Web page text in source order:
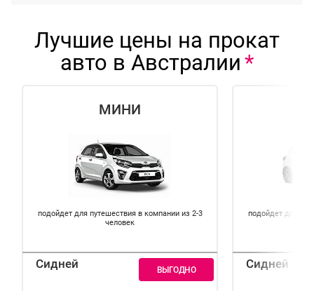
Лучшие цены на прокат
авто в Австралии
МИНИ
подойдет для путешествия в компании из 2-3
человек
Сидней
подойдет для
Сидней